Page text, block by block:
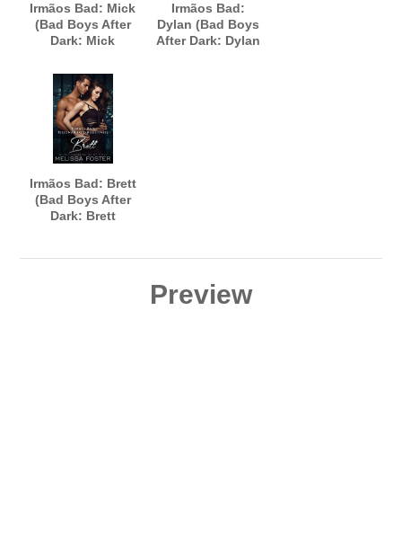
Irmãos Bad: Mick
(Bad Boys After
Dark: Mick
Edition)
Irmãos Bad:
Dylan (Bad Boys
After Dark: Dylan
Irmãos Bad: Brett
(Bad Boys After
Dark: Brett
Preview